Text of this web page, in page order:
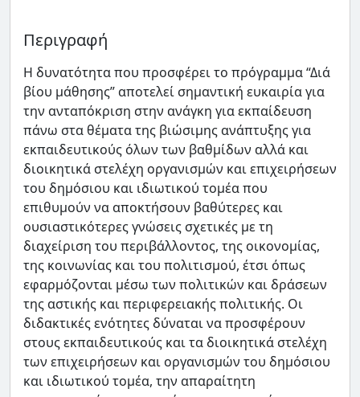
Περιγραφή
Η δυνατότητα που προσφέρει το πρόγραμμα “Διά
βίου μάθησης” αποτελεί σημαντική ευκαιρία για
την ανταπόκριση στην ανάγκη για εκπαίδευση
πάνω στα θέματα της βιώσιμης ανάπτυξης για
εκπαιδευτικούς όλων των βαθμίδων αλλά και
διοικητικά στελέχη οργανισμών και επιχειρήσεων
του δημόσιου και ιδιωτικού τομέα που
επιθυμούν να αποκτήσουν βαθύτερες και
ουσιαστικότερες γνώσεις σχετικές με τη
διαχείριση του περιβάλλοντος, της οικονομίας,
της κοινωνίας και του πολιτισμού, έτσι όπως
εφαρμόζονται μέσω των πολιτικών και δράσεων
της αστικής και περιφερειακής πολιτικής. Οι
διδακτικές ενότητες δύναται να προσφέρουν
στους εκπαιδευτικούς και τα διοικητικά στελέχη
των επιχειρήσεων και οργανισμών του δημόσιου
και ιδιωτικού τομέα, την απαραίτητη